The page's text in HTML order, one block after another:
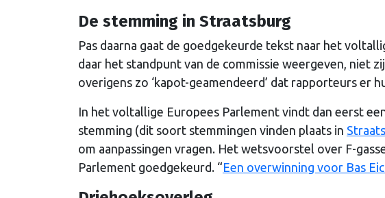
De stemming in Straatsburg
Pas daarna gaat de goedgekeurde tekst naar het
daar het standpunt van de commissie weergeven, niet
overigens zo ‘kapot-geamendeerd’ dat rapporteurs er
In het voltallige Europees Parlement vindt dan eerst
stemming (dit soort stemmingen vinden plaats in
om aanpassingen vragen. Het wetsvoorstel over F-
Parlement goedgekeurd. “Een overwinning voor Bas